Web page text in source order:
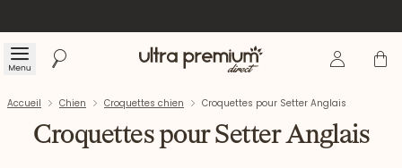
Menu Rechercher Accueil Se Panier
Accueil Chien Croquettes chien Croquettes pour Setter Anglais
Croquettes pour Setter Anglais